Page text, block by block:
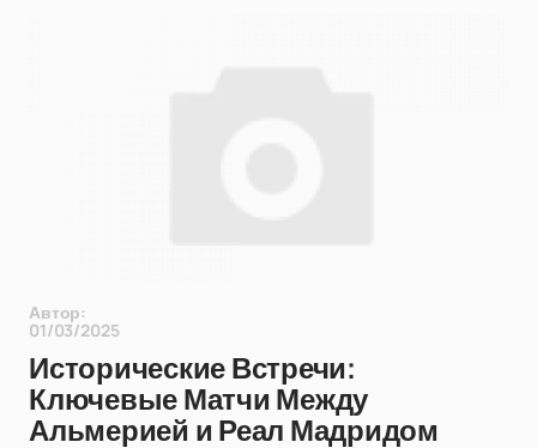
Автор:
01/03/2025
Исторические Встречи:
Ключевые Матчи Между
Альмерией и Реал Мадридом